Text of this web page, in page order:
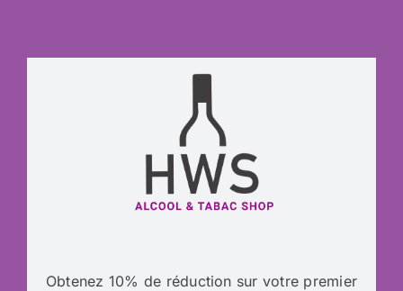
Obtenez 10% de réduction sur votre premier